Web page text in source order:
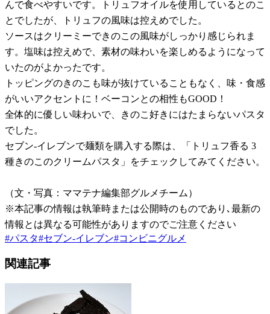
んで食べやすいです。トリュフオイルを使用しているとのこ
とでしたが、トリュフの風味は控えめでした。
ソースはクリーミーできのこの風味がしっかり感じられま
す。塩味は控えめで、素材の味わいを楽しめるようになって
いたのがよかったです。
トッピングのきのこも味が抜けていることもなく、味・食感
がいいアクセントに！ベーコンとの相性もGOOD！
全体的に優しい味わいで、きのこ好きにはたまらないパスタ
でした。
セブン-イレブンで麺類を購入する際は、「トリュフ香る 3
種きのこのクリームパスタ」をチェックしてみてください。
（文・写真：ママテナ編集部グルメチーム）
※本記事の情報は執筆時または公開時のものであり､最新の
情報とは異なる可能性がありますのでご注意ください
#パスタ#セブン-イレブン#コンビニグルメ
関連記事